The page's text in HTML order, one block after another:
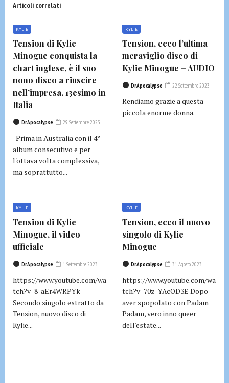
Articoli correlati
KYLIE
Tension di Kylie
Minogue conquista la
chart inglese, è il suo
nono disco a riuscire
nell’impresa. 13esimo in
Italia
DrApocalypse 29 Settembre 2023
Prima in Australia con il 4°
album consecutivo e per
l'ottava volta complessiva,
ma soprattutto...
KYLIE
Tension, ecco l’ultima
meraviglio disco di
Kylie Minogue – AUDIO
DrApocalypse 22 Settembre 2023
Rendiamo grazie a questa
piccola enorme donna.
KYLIE
Tension di Kylie
Minogue, il video
ufficiale
DrApocalypse 1 Settembre 2023
https://www.youtube.com/wa
tch?v=8-aEr4WRPYk
Secondo singolo estratto da
Tension, nuovo disco di
Kylie...
KYLIE
Tension, ecco il nuovo
singolo di Kylie
Minogue
DrApocalypse 31 Agosto 2023
https://www.youtube.com/wa
tch?v=70z_YAcOD3E Dopo
aver spopolato con Padam
Padam, vero inno queer
dell'estate...